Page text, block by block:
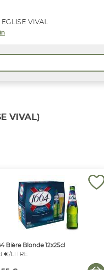
VIVAL
VIVAL)
Bière Blonde 12x25cl
€/LITRE